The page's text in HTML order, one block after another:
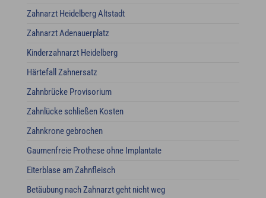
Zahnarzt Heidelberg Altstadt
Zahnarzt Adenauerplatz
Kinderzahnarzt Heidelberg
Härtefall Zahnersatz
Zahnbrücke Provisorium
Zahnlücke schließen Kosten
Zahnkrone gebrochen
Gaumenfreie Prothese ohne Implantate
Eiterblase am Zahnfleisch
Betäubung nach Zahnarzt geht nicht weg